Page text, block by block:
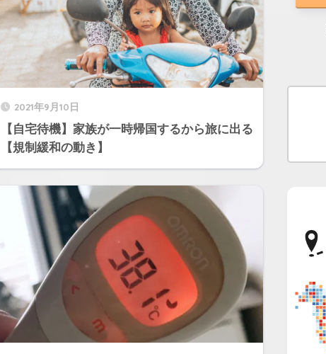
2021年9月10日
【自宅待機】家族が一時帰国するから旅に出る
【規制緩和の動き】